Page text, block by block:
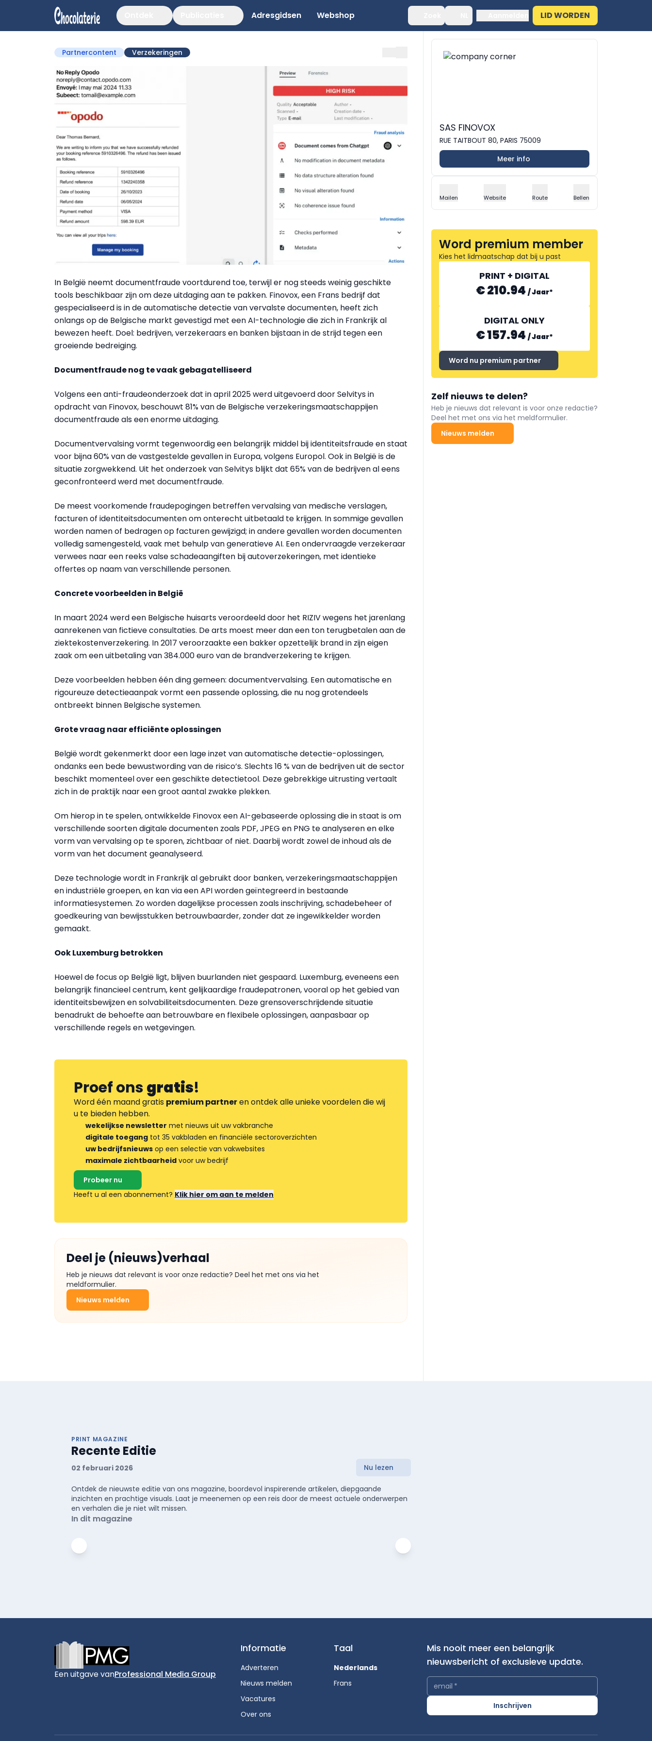
Adresgidsen Webshop LID WORDEN
Partnercontent Verzekeringen
In België neemt documentfraude voortdurend toe, terwijl er nog steeds weinig geschikte
tools beschikbaar zijn om deze uitdaging aan te pakken. Finovox, een Frans bedrijf dat
gespecialiseerd is in de automatische detectie van vervalste documenten, heeft zich
onlangs op de Belgische markt gevestigd met een AI-technologie die zich in Frankrijk al
bewezen heeft. Doel: bedrijven, verzekeraars en banken bijstaan in de strijd tegen een
groeiende bedreiging.
Documentfraude nog te vaak gebagatelliseerd
Volgens een anti-fraudeonderzoek dat in april 2025 werd uitgevoerd door Selvitys in
opdracht van Finovox, beschouwt 81% van de Belgische verzekeringsmaatschappijen
documentfraude als een enorme uitdaging.
Documentvervalsing vormt tegenwoordig een belangrijk middel bij identiteitsfraude en staat
voor bijna 60% van de vastgestelde gevallen in Europa, volgens Europol. Ook in België is de
situatie zorgwekkend. Uit het onderzoek van Selvitys blijkt dat 65% van de bedrijven al eens
geconfronteerd werd met documentfraude.
De meest voorkomende fraudepogingen betreffen vervalsing van medische verslagen,
facturen of identiteitsdocumenten om onterecht uitbetaald te krijgen. In sommige gevallen
worden namen of bedragen op facturen gewijzigd; in andere gevallen worden documenten
volledig samengesteld, vaak met behulp van generatieve AI. Een ondervraagde verzekeraar
verwees naar een reeks valse schadeaangiften bij autoverzekeringen, met identieke
offertes op naam van verschillende personen.
Concrete voorbeelden in België
In maart 2024 werd een Belgische huisarts veroordeeld door het RIZIV wegens het jarenlang
aanrekenen van fictieve consultaties. De arts moest meer dan een ton terugbetalen aan de
ziektekostenverzekering. In 2017 veroorzaakte een bakker opzettelijk brand in zijn eigen
zaak om een uitbetaling van 384.000 euro van de brandverzekering te krijgen.
Deze voorbeelden hebben één ding gemeen: documentvervalsing. Een automatische en
rigoureuze detectieaanpak vormt een passende oplossing, die nu nog grotendeels
ontbreekt binnen Belgische systemen.
Grote vraag naar efficiënte oplossingen
België wordt gekenmerkt door een lage inzet van automatische detectie-oplossingen,
ondanks een bede bewustwording van de risico’s. Slechts 16 % van de bedrijven uit de sector
beschikt momenteel over een geschikte detectietool. Deze gebrekkige uitrusting vertaalt
zich in de praktijk naar een groot aantal zwakke plekken.
Om hierop in te spelen, ontwikkelde Finovox een AI-gebaseerde oplossing die in staat is om
verschillende soorten digitale documenten zoals PDF, JPEG en PNG te analyseren en elke
vorm van vervalsing op te sporen, zichtbaar of niet. Daarbij wordt zowel de inhoud als de
vorm van het document geanalyseerd.
Deze technologie wordt in Frankrijk al gebruikt door banken, verzekeringsmaatschappijen
en industriële groepen, en kan via een API worden geïntegreerd in bestaande
informatiesystemen. Zo worden dagelijkse processen zoals inschrijving, schadebeheer of
goedkeuring van bewijsstukken betrouwbaarder, zonder dat ze ingewikkelder worden
gemaakt.
Ook Luxemburg betrokken
Hoewel de focus op België ligt, blijven buurlanden niet gespaard. Luxemburg, eveneens een
belangrijk financieel centrum, kent gelijkaardige fraudepatronen, vooral op het gebied van
identiteitsbewijzen en solvabiliteitsdocumenten. Deze grensoverschrijdende situatie
benadrukt de behoefte aan betrouwbare en flexibele oplossingen, aanpasbaar op
verschillende regels en wetgevingen.
Proef onsgratis!
Word één maand gratis premium partneren ontdek alle unieke voordelen die wij
u te bieden hebben.
wekelijkse newsletter met nieuws uit uw vakbranche
digitale toegang tot 35 vakbladen en financiële sectoroverzichten
uw bedrijfsnieuws op een selectie van vakwebsites
maximale zichtbaarheid voor uw bedrijf
Probeer nu
Heeft u al een abonnement? Klik hier om aan te melden
Deel je (nieuws)verhaal
Heb je nieuws dat relevant is voor onze redactie? Deel het met ons via het
meldformulier.
Nieuws melden
SAS FINOVOX
RUE TAITBOUT 80, PARIS 75009
Meer info
Mailen Website Route Bellen
Word premium member
Kies het lidmaatschap dat bij u past
PRINT + DIGITAL
€ 210.94 /Jaar*
DIGITAL ONLY
€ 157.94 /Jaar*
Word nu premium partner
Zelf nieuws te delen?
Heb je nieuws dat relevant is voor onze redactie?
Deel het met ons via het meldformulier.
Nieuws melden
PRINT MAGAZINE
Recente Editie
02 februari 2026 Nu lezen
Ontdek de nieuwste editie van ons magazine, boordevol inspirerende artikelen, diepgaande
inzichten en prachtige visuals. Laat je meenemen op een reis door de meest actuele onderwerpen
en verhalen die je niet wilt missen.
In dit magazine
Een uitgave vanProfessional Media Group
Informatie
Adverteren
Nieuws melden
Vacatures
Over ons
Taal
Nederlands
Frans
Mis nooit meer een belangrijk
nieuwsbericht of exclusieve update.
email *
Inschrijven